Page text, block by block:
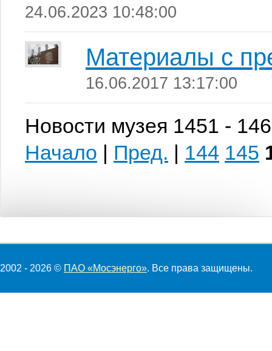
24.06.2023 10:48:00
Материалы с
16.06.2017 13:17:00
Новости музея 1451 -
Начало | Пред. | 144 145
2002 - 2026 © ПАО «Мосэнерго». Все права защищены.